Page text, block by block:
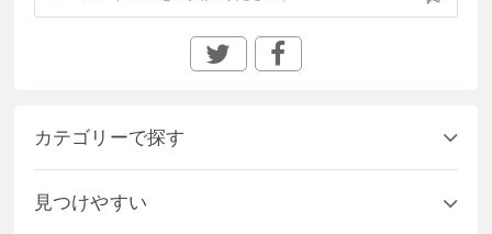
カテゴリーで探す
見つけやすい